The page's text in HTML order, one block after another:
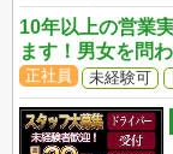
10年以上の営業
ます！男女を問
正社員 未経験可